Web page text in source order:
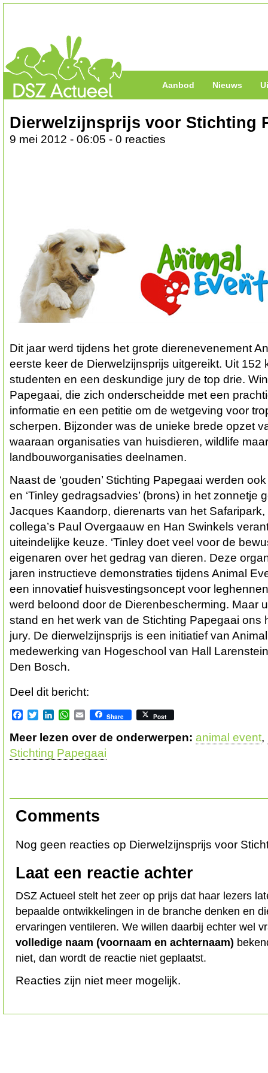
Aanbod Nieuws
Dierwelzijnsprijs voor Stichting
9 mei 2012 - 06:05 - 0 reacties
Dit jaar werd tijdens het grote dierenevenement
eerste keer de Dierwelzijnsprijs uitgereikt. Uit 152
studenten en een deskundige jury de top drie.
Papegaai, die zich onderscheidde met een
informatie en een petitie om de wetgeving voor
scherpen. Bijzonder was de unieke brede opzet
waaraan organisaties van huisdieren, wildlife
landbouworganisaties deelnamen.
Naast de ‘gouden’ Stichting Papegaai werden ook
en ‘Tinley gedragsadvies’ (brons) in het zonnetje
Jacques Kaandorp, dierenarts van het
collega’s Paul Overgaauw en Han Swinkels
uiteindelijke keuze. ‘Tinley doet veel voor de
eigenaren over het gedrag van dieren. Deze
jaren instructieve demonstraties tijdens Animal
een innovatief huisvestingsoncept voor
werd beloond door de Dierenbescherming. Maar
stand en het werk van de Stichting Papegaai ons
jury. De dierwelzijnsprijs is een initiatief van
medewerking van Hogeschool van Hall
Den Bosch.
Deel dit bericht:
Facebook
TwitterLinkedInWhatsApp
EmailShare Post
Meer lezen over de onderwerpen: animal event,
Stichting Papegaai
Comments
Nog geen reacties op Dierwelzijnsprijs voor
Laat een reactie achter
DSZ Actueel stelt het zeer op prijs dat haar lezers
bepaalde ontwikkelingen in de branche denken en
ervaringen ventileren. We willen daarbij echter wel
volledige naam (voornaam en achternaam)
niet, dan wordt de reactie niet geplaatst.
Reacties zijn niet meer mogelijk.